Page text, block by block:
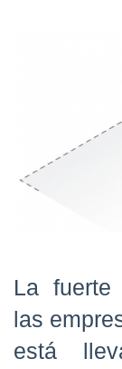
La fuerte
las
está